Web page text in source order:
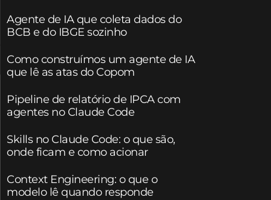
Agente de IA que coleta dados do
BCB e do IBGE sozinho
Como construímos um agente de IA
que lê as atas do Copom
Pipeline de relatório de IPCA com
agentes no Claude Code
Skills no Claude Code: o que são,
onde ficam e como acionar
Context Engineering: o que o
modelo lê quando responde